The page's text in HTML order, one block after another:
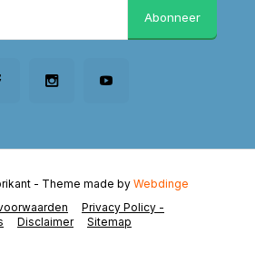
Abonneer
Privacy Policy -
Disclaimer Sitemap
- Theme made by Webdinge